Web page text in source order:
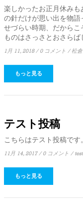
楽しかったお正月休み
の針だけが思い出を物
せづらい時期、だから
ものはさっさとおさら
1月 11, 2018 /0 コメント /松
もっと見る
テスト投稿
こちらはテスト投稿です
11月 14, 2017 /0 コメント /
もっと見る